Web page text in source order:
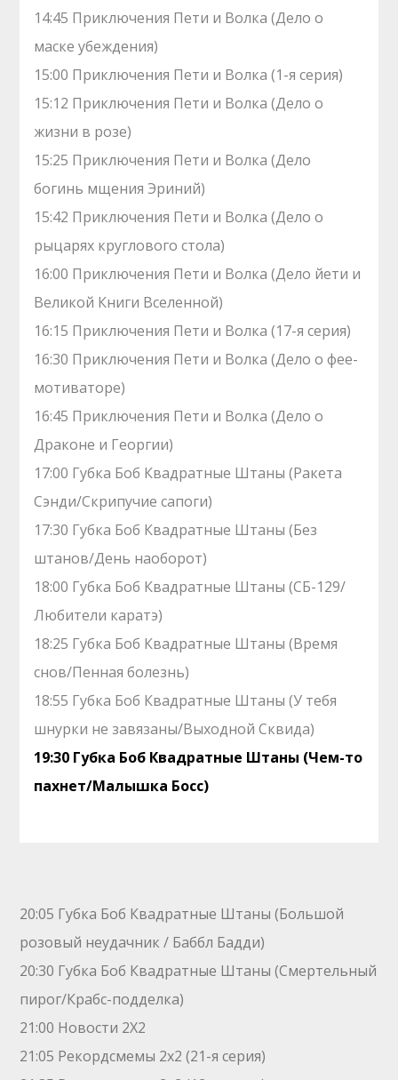
14:45 Приключения Пети и Волка (Дело о
маске убеждения)
15:00 Приключения Пети и Волка (1-я серия)
15:12 Приключения Пети и Волка (Дело о
жизни в розе)
15:25 Приключения Пети и Волка (Дело
богинь мщения Эриний)
15:42 Приключения Пети и Волка (Дело о
рыцарях круглового стола)
16:00 Приключения Пети и Волка (Дело йети и
Великой Книги Вселенной)
16:15 Приключения Пети и Волка (17-я серия)
16:30 Приключения Пети и Волка (Дело о фее-
мотиваторе)
16:45 Приключения Пети и Волка (Дело о
Драконе и Георгии)
17:00 Губка Боб Квадратные Штаны (Ракета
Сэнди/Скрипучие сапоги)
17:30 Губка Боб Квадратные Штаны (Без
штанов/День наоборот)
18:00 Губка Боб Квадратные Штаны (СБ-129/
Любители каратэ)
18:25 Губка Боб Квадратные Штаны (Время
снов/Пенная болезнь)
18:55 Губка Боб Квадратные Штаны (У тебя
шнурки не завязаны/Выходной Сквида)
19:30 Губка Боб Квадратные Штаны (Чем-то
пахнет/Малышка Босс)
20:05 Губка Боб Квадратные Штаны (Большой
розовый неудачник / Баббл Бадди)
20:30 Губка Боб Квадратные Штаны (Смертельный
пирог/Крабс-подделка)
21:00 Новости 2Х2
21:05 Рекордсмемы 2х2 (21-я серия)